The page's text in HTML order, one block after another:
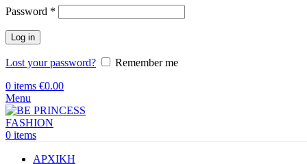
Password *
Log in
Lost your password?
Remember me
0 items €0.00
Menu
0 items
ΑΡΧΙΚΗ